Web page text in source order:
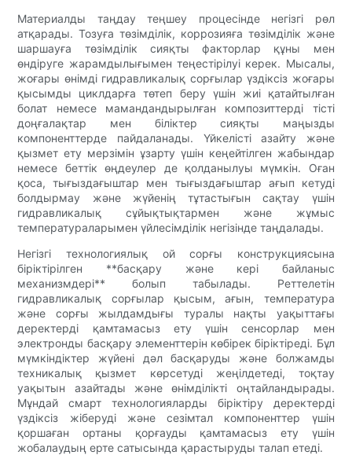
Материалды таңдау теңшеу процесінде негізгі рөл
атқарады. Тозуға төзімділік, коррозияға төзімділік және
шаршауға төзімділік сияқты факторлар құны мен
өндіруге жарамдылығымен теңестірілуі керек. Мысалы,
жоғары өнімді гидравликалық сорғылар үздіксіз жоғары
қысымды циклдарға төтеп беру үшін жиі қатайтылған
болат немесе мамандандырылған композиттерді тісті
доңғалақтар мен біліктер сияқты маңызды
компоненттерде пайдаланады. Үйкелісті азайту және
қызмет ету мерзімін ұзарту үшін кеңейтілген жабындар
немесе беттік өңдеулер де қолданылуы мүмкін. Оған
қоса, тығыздағыштар мен тығыздағыштар ағып кетуді
болдырмау және жүйенің тұтастығын сақтау үшін
гидравликалық сұйықтықтармен және жұмыс
температураларымен үйлесімділік негізінде таңдалады.
Негізгі технологиялық ой сорғы конструкциясына
біріктірілген **басқару және кері байланыс
механизмдері** болып табылады. Реттелетін
гидравликалық сорғылар қысым, ағын, температура
және сорғы жылдамдығы туралы нақты уақыттағы
деректерді қамтамасыз ету үшін сенсорлар мен
электронды басқару элементтерін көбірек біріктіреді. Бұл
мүмкіндіктер жүйені дәл басқаруды және болжамды
техникалық қызмет көрсетуді жеңілдетеді, тоқтау
уақытын азайтады және өнімділікті оңтайландырады.
Мұндай смарт технологияларды біріктіру деректерді
үздіксіз жіберуді және сезімтал компоненттер үшін
қоршаған ортаны қорғауды қамтамасыз ету үшін
жобалаудың ерте сатысында қарастыруды талап етеді.